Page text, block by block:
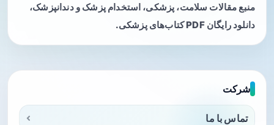
منبع مقالات سلامت، پزشکی، استخدام پزشک و دندانپزشک،
دانلود رایگان PDF کتاب‌های پزشکی.
شرکت
تماس با ما